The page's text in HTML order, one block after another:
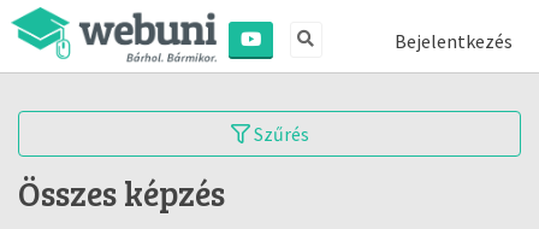
Bejelentkezés
Szűrés
Összes képzés